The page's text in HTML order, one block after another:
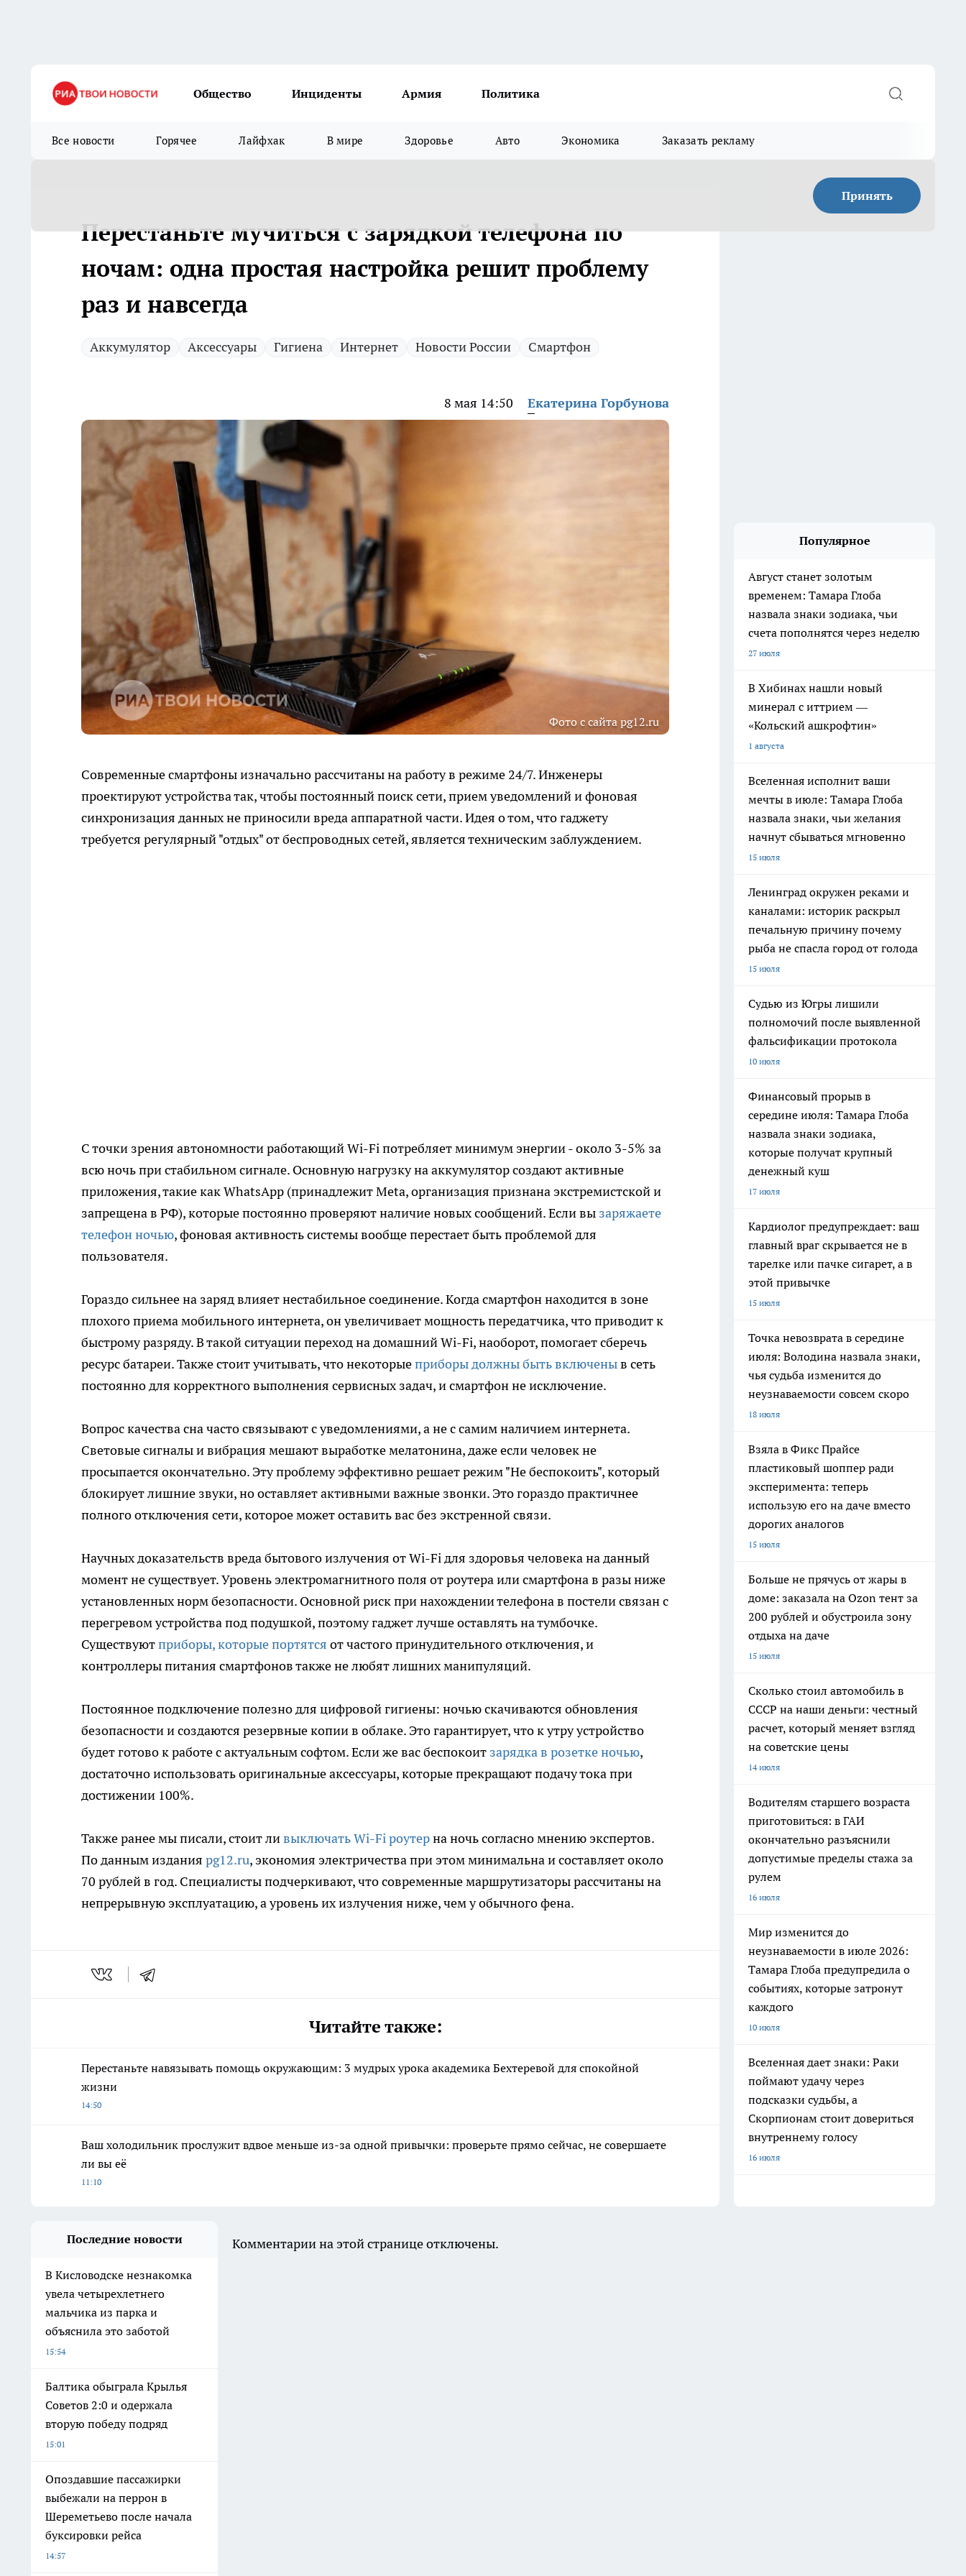
Общество Инциденты Армия Политика
Все новости Горячее Лайфхак В мире Здоровье Авто Экономика Заказать рекламу
Принять
Перестаньте мучиться с зарядкой телефона по
ночам: одна простая настройка решит проблему
раз и навсегда
Аккумулятор Аксессуары Гигиена Интернет Новости России Смартфон
8 мая 14:50 Екатерина Горбунова
Фото с сайта pg12.ru
Современные смартфоны изначально рассчитаны на работу в режиме 24/7. Инженеры
проектируют устройства так, чтобы постоянный поиск сети, прием уведомлений и фоновая
синхронизация данных не приносили вреда аппаратной части. Идея о том, что гаджету
требуется регулярный "отдых" от беспроводных сетей, является техническим заблуждением.
С точки зрения автономности работающий Wi-Fi потребляет минимум энергии - около 3-5% за
всю ночь при стабильном сигнале. Основную нагрузку на аккумулятор создают активные
приложения, такие как WhatsApp (принадлежит Meta, организация признана экстремистской и
запрещена в РФ), которые постоянно проверяют наличие новых сообщений. Если вы заряжаете
телефон ночью, фоновая активность системы вообще перестает быть проблемой для
пользователя.
Гораздо сильнее на заряд влияет нестабильное соединение. Когда смартфон находится в зоне
плохого приема мобильного интернета, он увеличивает мощность передатчика, что приводит к
быстрому разряду. В такой ситуации переход на домашний Wi-Fi, наоборот, помогает сберечь
ресурс батареи. Также стоит учитывать, что некоторыеприборы должны быть включеныв сеть
постоянно для корректного выполнения сервисных задач, и смартфон не исключение.
Вопрос качества сна часто связывают с уведомлениями, а не с самим наличием интернета.
Световые сигналы и вибрация мешают выработке мелатонина, даже если человек не
просыпается окончательно. Эту проблему эффективно решает режим "Не беспокоить", который
блокирует лишние звуки, но оставляет активными важные звонки. Это гораздо практичнее
полного отключения сети, которое может оставить вас без экстренной связи.
Научных доказательств вреда бытового излучения от Wi-Fi для здоровья человека на данный
момент не существует. Уровень электромагнитного поля от роутера или смартфона в разы ниже
установленных норм безопасности. Основной риск при нахождении телефона в постели связан с
перегревом устройства под подушкой, поэтому гаджет лучше оставлять на тумбочке.
Существуютприборы, которые портятся от частого принудительного отключения, и
контроллеры питания смартфонов также не любят лишних манипуляций.
Постоянное подключение полезно для цифровой гигиены: ночью скачиваются обновления
безопасности и создаются резервные копии в облаке. Это гарантирует, что к утру устройство
будет готово к работе с актуальным софтом. Если же вас беспокоит зарядка в розетке ночью,
достаточно использовать оригинальные аксессуары, которые прекращают подачу тока при
достижении 100%.
Также ранее мы писали, стоит ливыключать Wi-Fi роутерна ночь согласно мнению экспертов.
По данным издания pg12.ru, экономия электричества при этом минимальна и составляет около
70 рублей в год. Специалисты подчеркивают, что современные маршрутизаторы рассчитаны на
непрерывную эксплуатацию, а уровень их излучения ниже, чем у обычного фена.
Читайте также:
Перестаньте навязывать помощь окружающим: 3 мудрых урока академика Бехтеревой для спокойной
жизни
14:50
Ваш холодильник прослужит вдвое меньше из-за одной привычки: проверьте прямо сейчас, не совершаете
ли вы её
11:10
Популярное
Август станет золотым
временем: Тамара Глоба
назвала знаки зодиака, чьи
счета пополнятся через неделю
27 июля
В Хибинах нашли новый
минерал с иттрием —
«Кольский ашкрофтин»
1 августа
Вселенная исполнит ваши
мечты в июле: Тамара Глоба
назвала знаки, чьи желания
начнут сбываться мгновенно
15 июля
Ленинград окружен реками и
каналами: историк раскрыл
печальную причину почему
рыба не спасла город от голода
15 июля
Судью из Югры лишили
полномочий после выявленной
фальсификации протокола
10 июля
Финансовый прорыв в
середине июля: Тамара Глоба
назвала знаки зодиака,
которые получат крупный
денежный куш
17 июля
Кардиолог предупреждает: ваш
главный враг скрывается не в
тарелке или пачке сигарет, а в
этой привычке
15 июля
Точка невозврата в середине
июля: Володина назвала знаки,
чья судьба изменится до
неузнаваемости совсем скоро
18 июля
Взяла в Фикс Прайсе
пластиковый шоппер ради
эксперимента: теперь
использую его на даче вместо
дорогих аналогов
15 июля
Больше не прячусь от жары в
доме: заказала на Ozon тент за
200 рублей и обустроила зону
отдыха на даче
15 июля
Сколько стоил автомобиль в
СССР на наши деньги: честный
расчет, который меняет взгляд
на советские цены
14 июля
Водителям старшего возраста
приготовиться: в ГАИ
окончательно разъяснили
допустимые пределы стажа за
рулем
16 июля
Мир изменится до
неузнаваемости в июле 2026:
Тамара Глоба предупредила о
событиях, которые затронут
каждого
10 июля
Вселенная дает знаки: Раки
поймают удачу через
подсказки судьбы, а
Скорпионам стоит довериться
внутреннему голосу
16 июля
Последние новости
В Кисловодске незнакомка
увела четырехлетнего
мальчика из парка и
объяснила это заботой
15:54
Балтика обыграла Крылья
Советов 2:0 и одержала
вторую победу подряд
15:01
Опоздавшие пассажирки
выбежали на перрон в
Шереметьево после начала
буксировки рейса
14:57
Комментарии на этой странице отключены.